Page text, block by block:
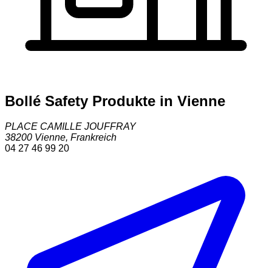
Bollé Safety Produkte in Vienne
PLACE CAMILLE JOUFFRAY
38200 Vienne, Frankreich
04 27 46 99 20